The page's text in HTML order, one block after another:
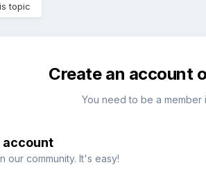
topic
Create an account
You need to be a
account
our community. It's easy!